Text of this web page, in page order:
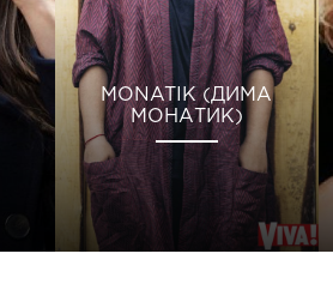
MONATIK (ДИМА
МОНАТИК)